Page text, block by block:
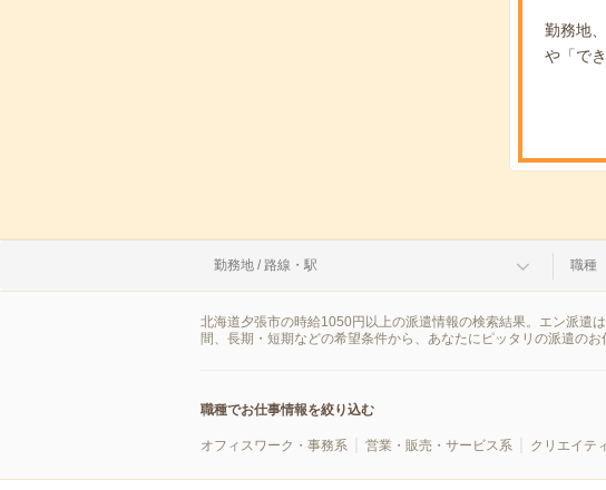
勤務地
や「で
勤務地 / 路線・駅 職種
北海道夕張市の時給1050円以上の派遣情報の検索結果。エン派遣
間、長期・短期などの希望条件から、あなたにピッタリの派遣のお
職種でお仕事情報を絞り込む
オフィスワーク・事務系 営業・販売・サービス系 クリエイテ